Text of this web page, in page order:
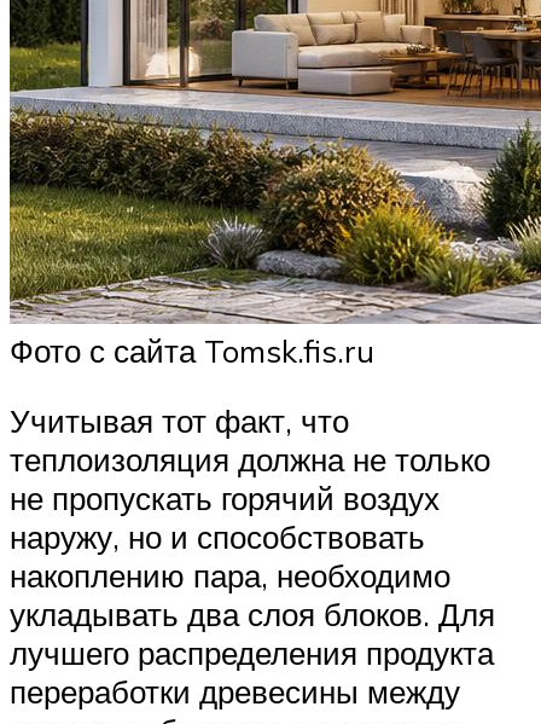
Фото с сайта Tomsk.fis.ru
Учитывая тот факт, что
теплоизоляция должна не только
не пропускать горячий воздух
наружу, но и способствовать
накоплению пара, необходимо
укладывать два слоя блоков. Для
лучшего распределения продукта
переработки древесины между